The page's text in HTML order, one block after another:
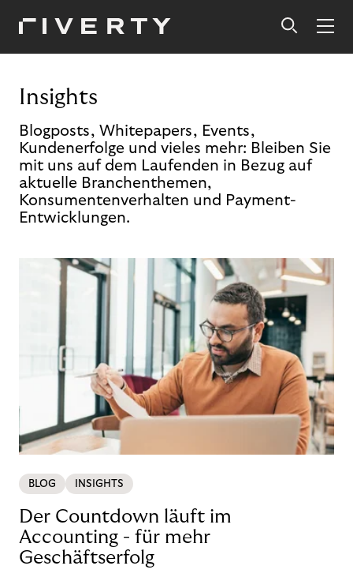
Insights
Blogposts, Whitepapers, Events,
Kundenerfolge und vieles mehr: Bleiben Sie
mit uns auf dem Laufenden in Bezug auf
aktuelle Branchenthemen,
Konsumentenverhalten und Payment-
Entwicklungen.
BLOG INSIGHTS
Der Countdown läuft im
Accounting - für mehr
Geschäftserfolg